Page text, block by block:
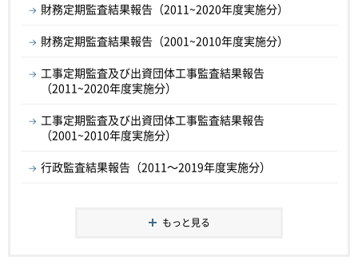
財務定期監査結果報告（2011~2020年度実施分）
財務定期監査結果報告（2001~2010年度実施分）
工事定期監査及び出資団体工事監査結果報告
（2011~2020年度実施分）
工事定期監査及び出資団体工事監査結果報告
（2001~2010年度実施分）
行政監査結果報告（2011～2019年度実施分）
もっと見る